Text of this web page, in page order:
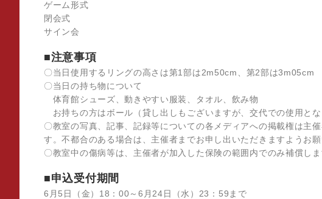
ゲーム形式
閉会式
サイン会
■注意事項
〇当日使用するリングの高さは第1部は2m50cm、第2部は3m05cm
〇当日の持ち物について
体育館シューズ、動きやすい服装、タオル、飲み物
お持ちの方はボール（貸し出しもございますが、交代での使用とな
〇教室の写真、記事、記録等についての各メディアへの掲載権は主
す。不都合のある場合は、主催者までお申し出いただきますようお願
〇教室中の傷病等は、主催者が加入した保険の範囲内でのみ補償しま
■申込受付期間
6月5日（金）18：00～6月24日（水）23：59まで